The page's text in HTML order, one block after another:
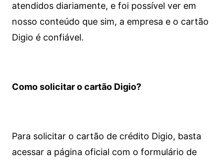
atendidos diariamente, e foi possível ver em
nosso conteúdo que sim, a empresa e o cartão
Digio é confiável.
Como solicitar o cartão Digio?
Para solicitar o cartão de crédito Digio, basta
acessar a página oficial com o formulário de